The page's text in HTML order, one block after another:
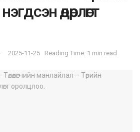
өдөрлөгт
2025-11-25 Reading Time: 1 min read